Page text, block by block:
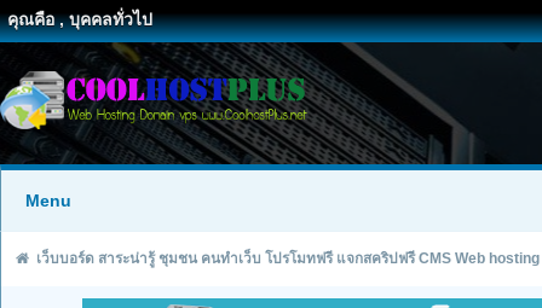
คุณคือ , บุคคลทั่วไป
Menu
เว็บบอร์ด สาระน่ารู้ ชุมชน คนทำเว็บ โปรโมทฟรี แจกสคริปฟรี CMS Web hosting